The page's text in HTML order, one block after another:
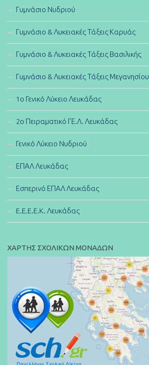
Γυμνάσιο Νυδριού
Γυμνάσιο & Λυκειακές Τάξεις Καρυάς
Γυμνάσιο & Λυκειακές Τάξεις Βασιλικής
Γυμνάσιο & Λυκειακές Τάξεις Μεγανησίου
1ο Γενικό Λύκειο Λευκάδας
2ο Πειραματικό ΓΕ.Λ. Λευκάδας
Γενικό Λύκειο Νυδριού
ΕΠΑΛ Λευκάδας
Εσπερινό ΕΠΑΛ Λευκάδας
E.E.E.E.K. Λευκάδας
ΧΑΡΤΗΣ ΣΧΟΛΙΚΩΝ ΜΟΝΑΔΩΝ